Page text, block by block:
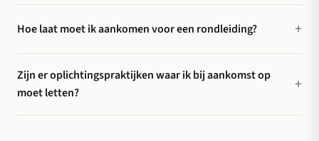
Hoe laat moet ik aankomen voor een rondleiding?
Zijn er oplichtingspraktijken waar ik bij aankomst op
moet letten?